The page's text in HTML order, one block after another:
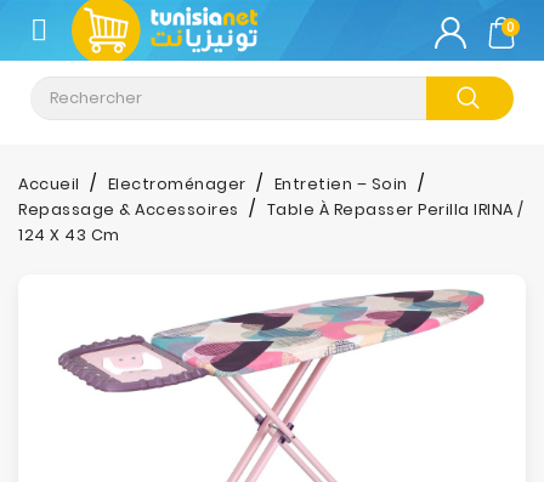
CATÉGORIE
Climatisation
Informatique
Téléphonie
Impression
0
Accueil Electroménager
Entretien – Soin
Repassage & Accessoires
Table À Repasser Perilla IRINA /
124 X 43 Cm